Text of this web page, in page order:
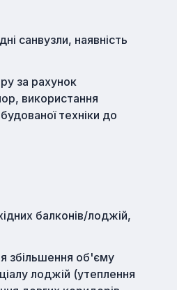
санвузли, наявність
за рахунок
використання
техніки до
балконів/лоджій,
збільшення об'єму
лоджій (утеплення